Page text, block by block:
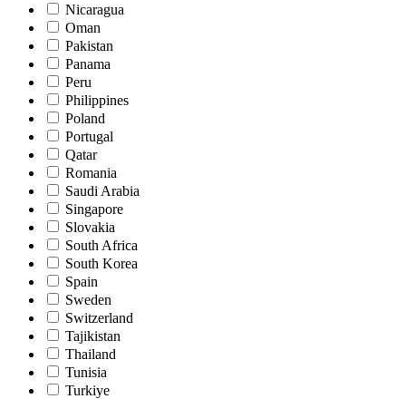
Nicaragua
Oman
Pakistan
Panama
Peru
Philippines
Poland
Portugal
Qatar
Romania
Saudi Arabia
Singapore
Slovakia
South Africa
South Korea
Spain
Sweden
Switzerland
Tajikistan
Thailand
Tunisia
Turkiye